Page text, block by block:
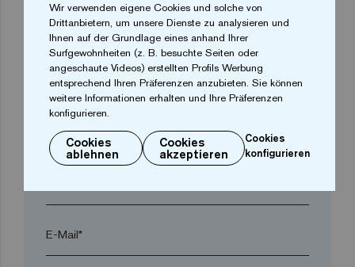
Ort*
Postleitzahl*
E-Mail*
Wir verwenden eigene Cookies und solche von
Drittanbietern, um unsere Dienste zu analysieren und
Ihnen auf der Grundlage eines anhand Ihrer
Surfgewohnheiten (z. B. besuchte Seiten oder
angeschaute Videos) erstellten Profils Werbung
entsprechend Ihren Präferenzen anzubieten. Sie können
weitere Informationen erhalten und Ihre Präferenzen
konfigurieren.
Cookies
ablehnen
Cookies
akzeptieren
Cookies
konfigurieren